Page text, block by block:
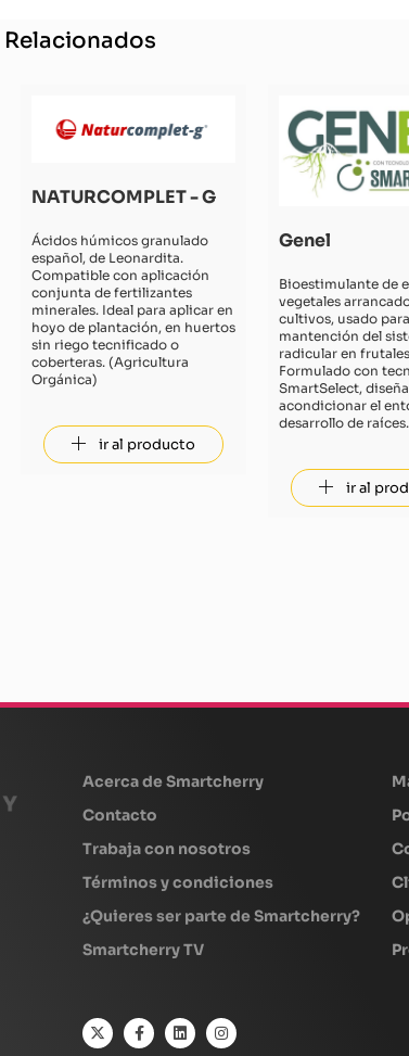
Relacionados
NATURCOMPLET - G
Ácidos húmicos granulado
español, de Leonardita.
Compatible con aplicación
conjunta de fertilizantes
minerales. Ideal para aplicar en
hoyo de plantación, en huertos
sin riego tecnificado o
coberteras. (Agricultura
Orgánica)
ir al producto
Genel
Bioestimulante de
vegetales
cultivos, usado
mantención del
radicular en
Formulado con
SmartSelect,
acondicionar el
desarrollo de raíces.
ir al
Acerca de Smartcherry
Contacto
Trabaja con nosotros
Términos y condiciones
¿Quieres ser parte de Smartcherry?
Smartcherry TV